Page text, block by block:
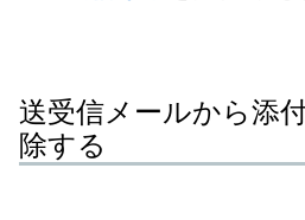
送受信メールから添
除する